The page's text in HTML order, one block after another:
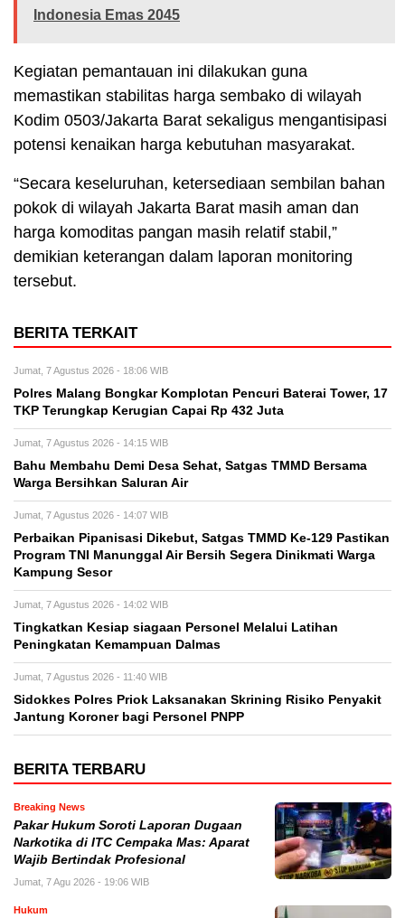
Indonesia Emas 2045
Kegiatan pemantauan ini dilakukan guna
memastikan stabilitas harga sembako di wilayah
Kodim 0503/Jakarta Barat sekaligus mengantisipasi
potensi kenaikan harga kebutuhan masyarakat.
“Secara keseluruhan, ketersediaan sembilan bahan
pokok di wilayah Jakarta Barat masih aman dan
harga komoditas pangan masih relatif stabil,”
demikian keterangan dalam laporan monitoring
tersebut.
BERITA TERKAIT
Jumat, 7 Agustus 2026 - 18:06 WIB
Polres Malang Bongkar Komplotan Pencuri Baterai Tower, 17
TKP Terungkap Kerugian Capai Rp 432 Juta
Jumat, 7 Agustus 2026 - 14:15 WIB
Bahu Membahu Demi Desa Sehat, Satgas TMMD Bersama
Warga Bersihkan Saluran Air
Jumat, 7 Agustus 2026 - 14:07 WIB
Perbaikan Pipanisasi Dikebut, Satgas TMMD Ke-129 Pastikan
Program TNI Manunggal Air Bersih Segera Dinikmati Warga
Kampung Sesor
Jumat, 7 Agustus 2026 - 14:02 WIB
Tingkatkan Kesiap siagaan Personel Melalui Latihan
Peningkatan Kemampuan Dalmas
Jumat, 7 Agustus 2026 - 11:40 WIB
Sidokkes Polres Priok Laksanakan Skrining Risiko Penyakit
Jantung Koroner bagi Personel PNPP
BERITA TERBARU
Breaking News
Pakar Hukum Soroti Laporan Dugaan
Narkotika di ITC Cempaka Mas: Aparat
Wajib Bertindak Profesional
Jumat, 7 Agu 2026 - 19:06 WIB
Hukum